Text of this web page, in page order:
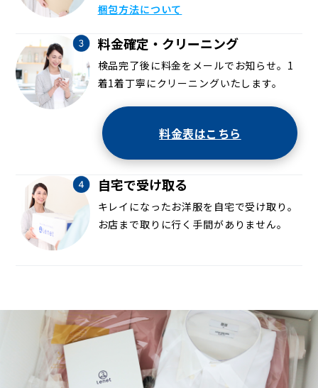
梱包方法について
料金確定・クリーニング
検品完了後に料金をメールでお知らせ。1
着1着丁寧にクリーニングいたします。
料金表はこちら
自宅で受け取る
キレイになったお洋服を自宅で受け取り。
お店まで取りに行く手間がありません。